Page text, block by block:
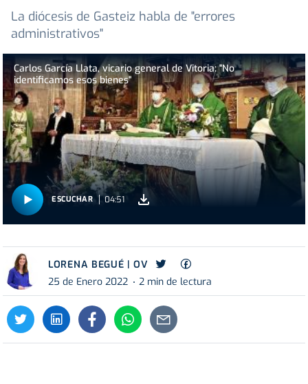
La diócesis de Gasteiz habla de "errores
administrativos"
Carlos García Llata, vicario general de Vitoria: "No
identificamos esos bienes"
ESCUCHAR 04:51
LORENA BEGUÉ | OV
25 de Enero 2022
2 min de lectura